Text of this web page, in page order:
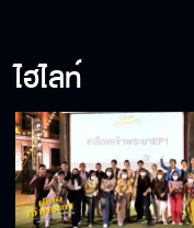
ไฮไลท์